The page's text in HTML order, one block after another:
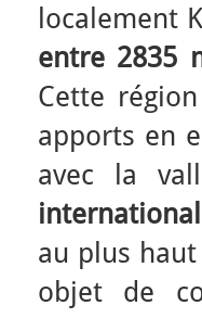
localement
entre 2835
Cette
apports en
avec la
au plus
objet de